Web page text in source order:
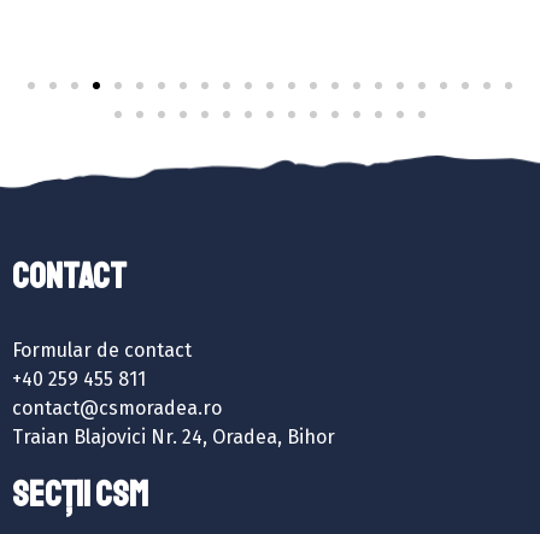
Contact
Formular de contact
+40 259 455 811
contact@csmoradea.ro
Traian Blajovici Nr. 24, Oradea, Bihor
SECȚII CSM